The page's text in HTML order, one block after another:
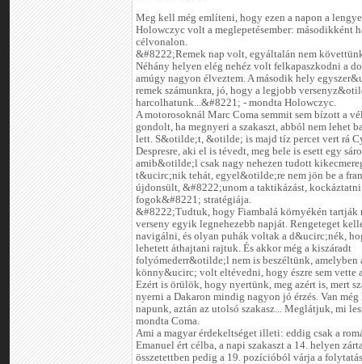
Meg kell még említeni, hogy ezen a napon a
Holowczyc volt a meglepetésember: másodikként
célvonalon.
&#8222;Remek nap volt, egyáltalán nem
Néhány helyen elég nehéz volt felkapaszkodni a
amúgy nagyon élveztem. A második hely
remek számunkra, jó, hogy a legjobb
harcolhatunk...&#8221; - mondta Holowczyc.
A motorosoknál Marc Coma semmit sem bízott a
gondolt, ha megnyeri a szakaszt, abból nem lehet
lett. S&otilde;t, &otilde; is majd tíz percet vert rá
Despresre, aki el is tévedt, meg bele is esett egy
amib&otilde;l csak nagy nehezen tudott
t&ucirc;nik tehát, egyel&otilde;re nem jön be a
újdonsült, &#8222;unom a taktikázást, kockáztatni
fogok&#8221; stratégiája.
&#8222;Tudtuk, hogy Fiambalá környékén tartják
verseny egyik legnehezebb napját. Rengeteget
navigálni, és olyan puhák voltak a d&ucirc;nék,
lehetett áthajtani rajtuk. És akkor még a kiszáradt
folyómederr&otilde;l nem is beszéltünk, amelyben
könny&ucirc; volt eltévedni, hogy észre sem vette
Ezért is örülök, hogy nyertünk, meg azért is, mert
nyerni a Dakaron mindig nagyon jó érzés. Van még
napunk, aztán az utolsó szakasz... Meglátjuk, mi
mondta Coma.
Ami a magyar érdekeltséget illeti: eddig csak a
Emanuel ért célba, a napi szakaszt a 14. helyen
összetettben pedig a 19. pozícióból várja a